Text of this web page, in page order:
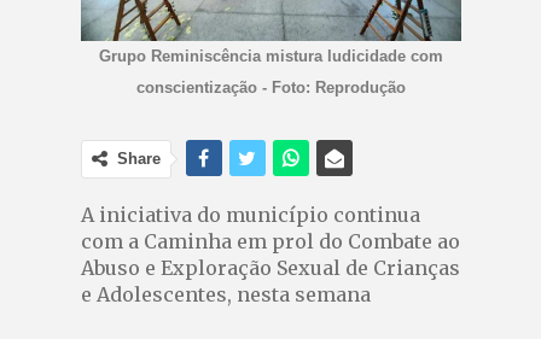
Grupo Reminiscência mistura ludicidade com
conscientização - Foto: Reprodução
Share
A iniciativa do município continua
com a Caminha em prol do Combate ao
Abuso e Exploração Sexual de Crianças
e Adolescentes, nesta semana